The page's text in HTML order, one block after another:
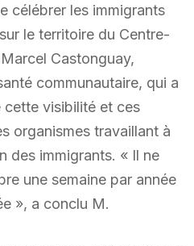
célébrer les immigrants
le territoire du Centre-
Castonguay,
communautaire, qui a
cette visibilité et ces
organismes travaillant à
des immigrants. « Il ne
une semaine par année
», a conclu M.